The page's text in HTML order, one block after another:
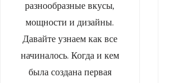
разнообразные вкусы,
мощности и дизайны.
Давайте узнаем как все
начиналось. Когда и кем
была создана первая